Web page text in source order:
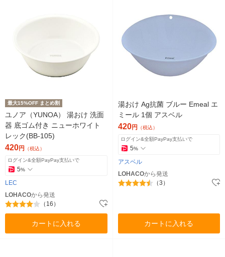
最大15%OFF まとめ割
ユノア（YUNOA） 湯おけ 洗面
器 底ゴム付き ニューホワイト
レック(BB-105)
420円 （税込）
ログイン&全額PayPay支払いで
5%
LEC
LOHACOから発送
（16）
カートに入れる
湯おけ Ag抗菌 ブルー Emeal エ
ミール 1個 アスベル
420円 （税込）
ログイン&全額PayPay支払いで
5%
アスベル
LOHACOから発送
（3）
カートに入れる